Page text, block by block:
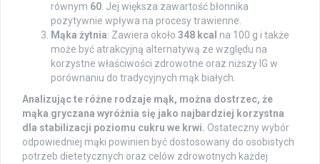
równym 60. Jej większa zawartość błonnika
pozytywnie wpływa na procesy trawienne.
Mąka żytnia: Zawiera około 348 kcal na 100 g i także
może być atrakcyjną alternatywą ze względu na
korzystne właściwości zdrowotne oraz niższy IG w
porównaniu do tradycyjnych mąk białych.
Analizując te różne rodzaje mąk, można dostrzec, że
mąka gryczana wyróżnia się jako najbardziej korzystna
dla stabilizacji poziomu cukru we krwi. Ostateczny wybór
odpowiedniej mąki powinien być dostosowany do osobistych
potrzeb dietetycznych oraz celów zdrowotnych każdej